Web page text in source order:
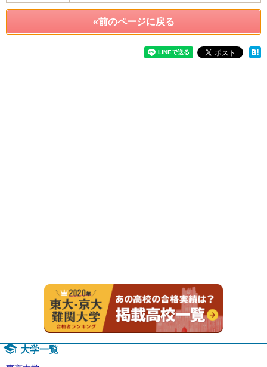
«前のページに戻る
大学一覧